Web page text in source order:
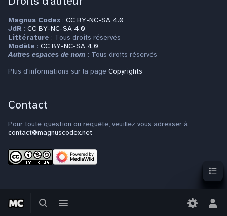
BasculerBasculer
le
Magnus Codex : CC BY-NC-SA 4.0
JdR : CC BY-NC-SA 4.0
Littérature : Tous droits réservés
Modèle : CC BY-NC-SA 4.0
Autres espaces de nom : Tous droits réservés
Plus d'informations sur la page Copyrights
Contact
Pour toute question ou requête, veuillez vous adresser à
contact@magnuscodex.net